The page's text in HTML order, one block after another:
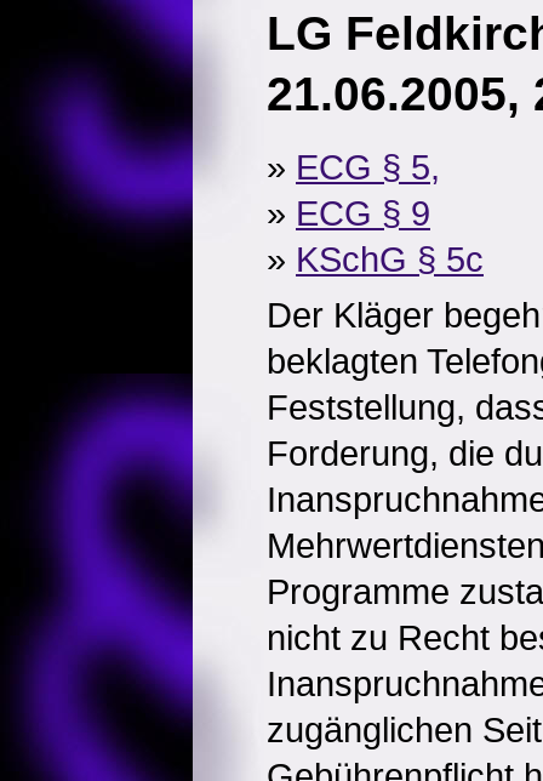
LG
21.06.2005,
» ECG § 5,
» ECG § 9
» KSchG § 5c
Der Kläger
beklagten
Feststellung,
Forderung, die
Programme
nicht zu Recht
zugänglichen